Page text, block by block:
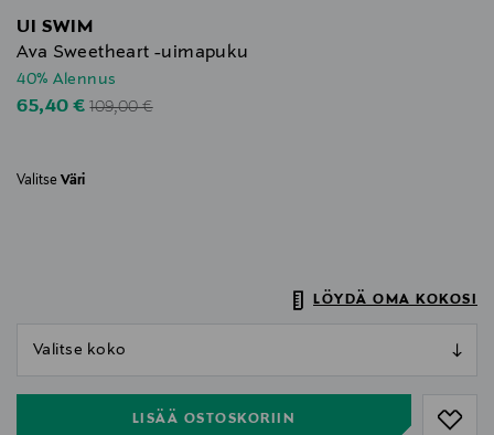
UI SWIM
Ava Sweetheart -uimapuku
40% Alennus
Discounted Price
65,40 €Original Price
109,00 €
Valitse Väri
LÖYDÄ OMA KOKOSI
LISÄÄ OSTOSKORIIN